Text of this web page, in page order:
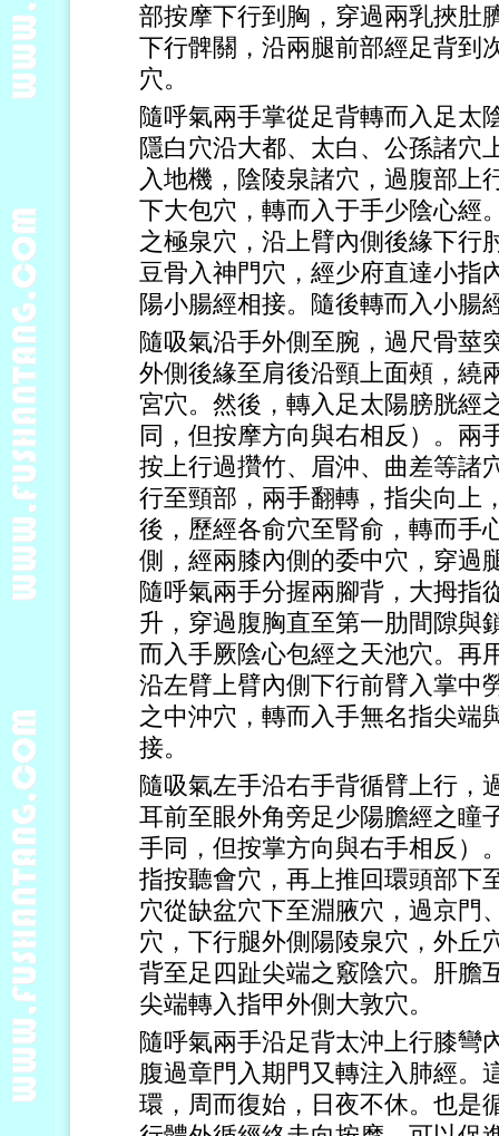
部按摩下行到胸，穿過兩乳挾肚
下行髀關，沿兩腿前部經足背到
穴。
隨呼氣兩手掌從足背轉而入足太
隱白穴沿大都、太白、公孫諸穴
入地機，陰陵泉諸穴，過腹部上
下大包穴，轉而入于手少陰心經
之極泉穴，沿上臂內側後緣下行
豆骨入神門穴，經少府直達小指
陽小腸經相接。隨後轉而入小腸
隨吸氣沿手外側至腕，過尺骨莖
外側後緣至肩後沿頸上面頰，繞
宮穴。然後，轉入足太陽膀胱經
同，但按摩方向與右相反）。兩
按上行過攢竹、眉沖、曲差等諸
行至頸部，兩手翻轉，指尖向上
後，歷經各俞穴至腎俞，轉而手
側，經兩膝內側的委中穴，穿過
隨呼氣兩手分握兩腳背，大拇指
升，穿過腹胸直至第一肋間隙與
而入手厥陰心包經之天池穴。再
沿左臂上臂內側下行前臂入掌中
之中沖穴，轉而入手無名指尖端
接。
隨吸氣左手沿右手背循臂上行，
耳前至眼外角旁足少陽膽經之瞳
手同，但按掌方向與右手相反）
指按聽會穴，再上推回環頭部下
穴從缺盆穴下至淵腋穴，過京門
穴，下行腿外側陽陵泉穴，外丘
背至足四趾尖端之竅陰穴。肝膽
尖端轉入指甲外側大敦穴。
隨呼氣兩手沿足背太沖上行膝彎
腹過章門入期門又轉注入肺經。
環，周而復始，日夜不休。也是